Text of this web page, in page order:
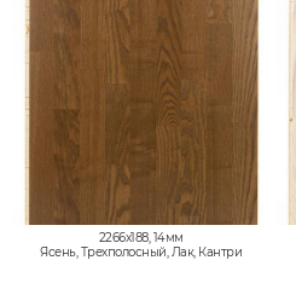
2266x188, 14мм
Ясень, Трехполосный, Лак, Кантри